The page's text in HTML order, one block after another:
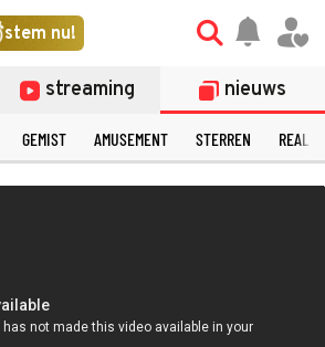
stem nu!
streaming nieuws
GEMIST AMUSEMENT STERREN
©